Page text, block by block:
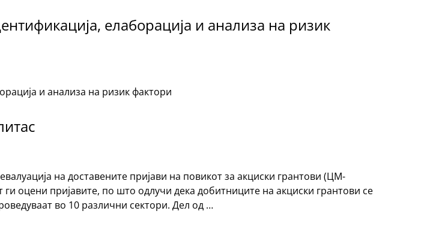
елаборација и анализа на ризик
и анализа на ризик фактори
на доставените пријави на повикот за акциски грантови (ЦМ-
оцени пријавите, по што одлучи дека добитниците на акциски грантови се
во 10 различни сектори. Дел од …